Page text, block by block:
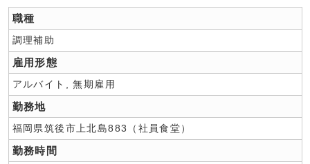
職種
調理補助
雇用形態
アルバイト, 無期雇用
勤務地
福岡県筑後市上北島883（社員食堂）
勤務時間